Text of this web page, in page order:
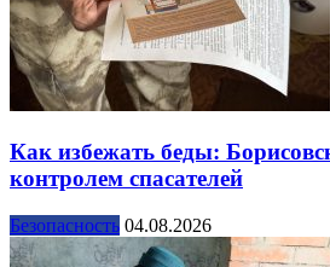
Как избежать беды:
контролем спасателей
Безопасность 04.08.2026